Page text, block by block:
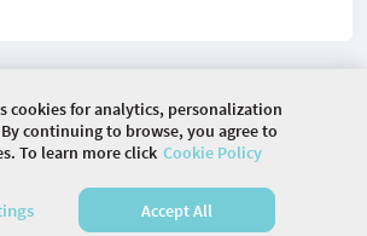
©2026 COMMUNITY COMPANY. ALL RIGHTS
RESERVED.
cookies for analytics, personalization
continuing to browse, you agree to
To learn more click Cookie Policy
Accept All